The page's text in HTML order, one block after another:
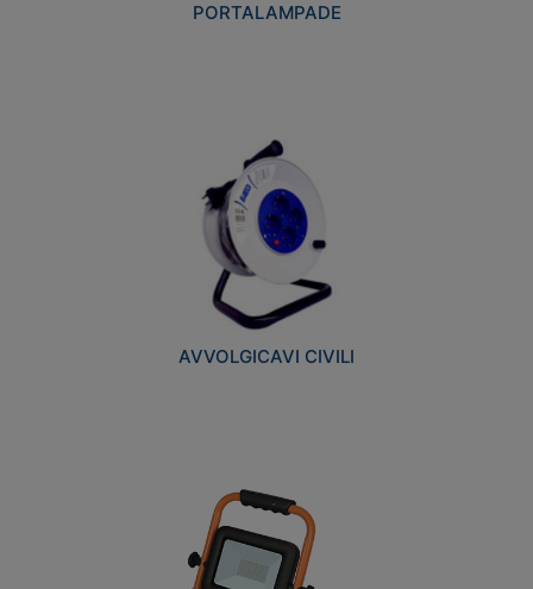
PORTALAMPADE
AVVOLGICAVI CIVILI